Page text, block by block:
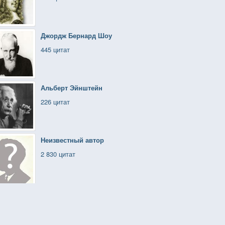
Джордж Бернард Шоу
445 цитат
Альберт Эйнштейн
226 цитат
Неизвестный автор
2 830 цитат